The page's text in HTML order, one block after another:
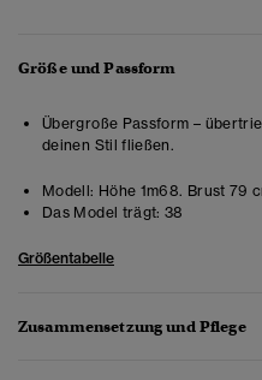
Größe und Passform
Übergroße Passform –
deinen Stil fließen.
Modell: Höhe 1m68. Brust 79
Das Model trägt: 38
Größentabelle
Zusammensetzung und Pflege